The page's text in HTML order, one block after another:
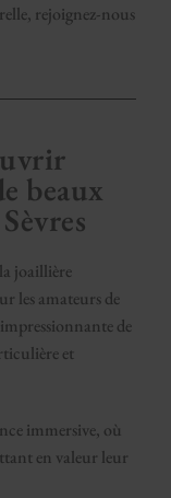
rejoignez-nous
beaux
joaillière
les amateurs de
de
et
immersive, où
en valeur leur